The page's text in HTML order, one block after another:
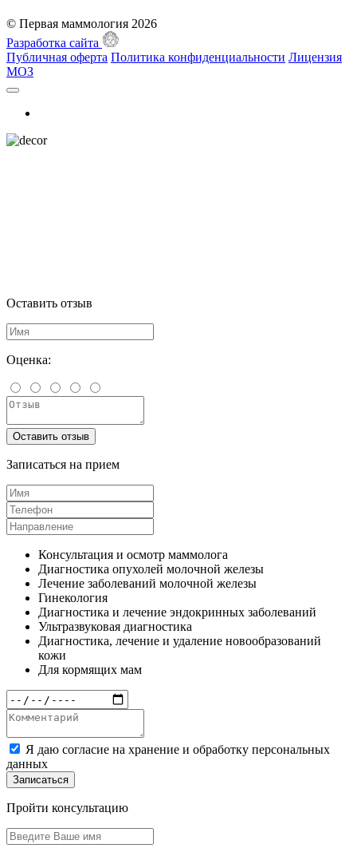
© Первая маммология 2026
Разработка сайта
Публичная оферта Политика конфиденциальности Лицензия
МОЗ
Оставить отзыв
Оценка:
Оставить отзыв
Записаться на прием
Консультация и осмотр маммолога
Диагностика опухолей молочной железы
Лечение заболеваний молочной железы
Гинекология
Диагностика и лечение эндокринных заболеваний
Ультразвуковая диагностика
Диагностика, лечение и удаление новообразований
кожи
Для кормящих мам
Я даю согласие на хранение и обработку персональных
данных
Записаться
Пройти консультацию